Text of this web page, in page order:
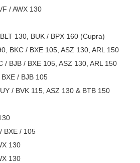
/ AWX 130
130, BUK / BPX 160 (Cupra)
BKC / BXE 105, ASZ 130, ARL 150
/ BJB / BXE 105, ASZ 130, ARL 150
/ BJB 105
/ BVK 115, ASZ 130 & BTB 150
BXE / 105
130
130